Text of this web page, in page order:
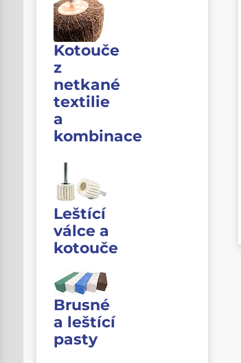
Kotouče
z
netkané
textilie
a
kombinace
Leštící
válce a
kotouče
Brusné
a leštící
pasty